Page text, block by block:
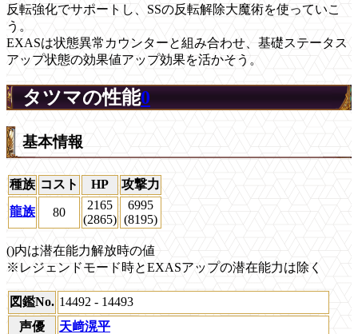
反転強化でサポートし、SSの反転解除大魔術を使っていこ
う。
EXASは状態異常カウンターと組み合わせ、基礎ステータス
アップ状態の効果値アップ効果を活かそう。
タツマの性能0
基本情報
種族 コスト HP
攻撃力
龍族
80
2165
(2865)
6995
(8195)
()内は潜在能力解放時の値
※レジェンドモード時とEXASアップの潜在能力は除く
図鑑No. 14492 - 14493
声優
天﨑滉平